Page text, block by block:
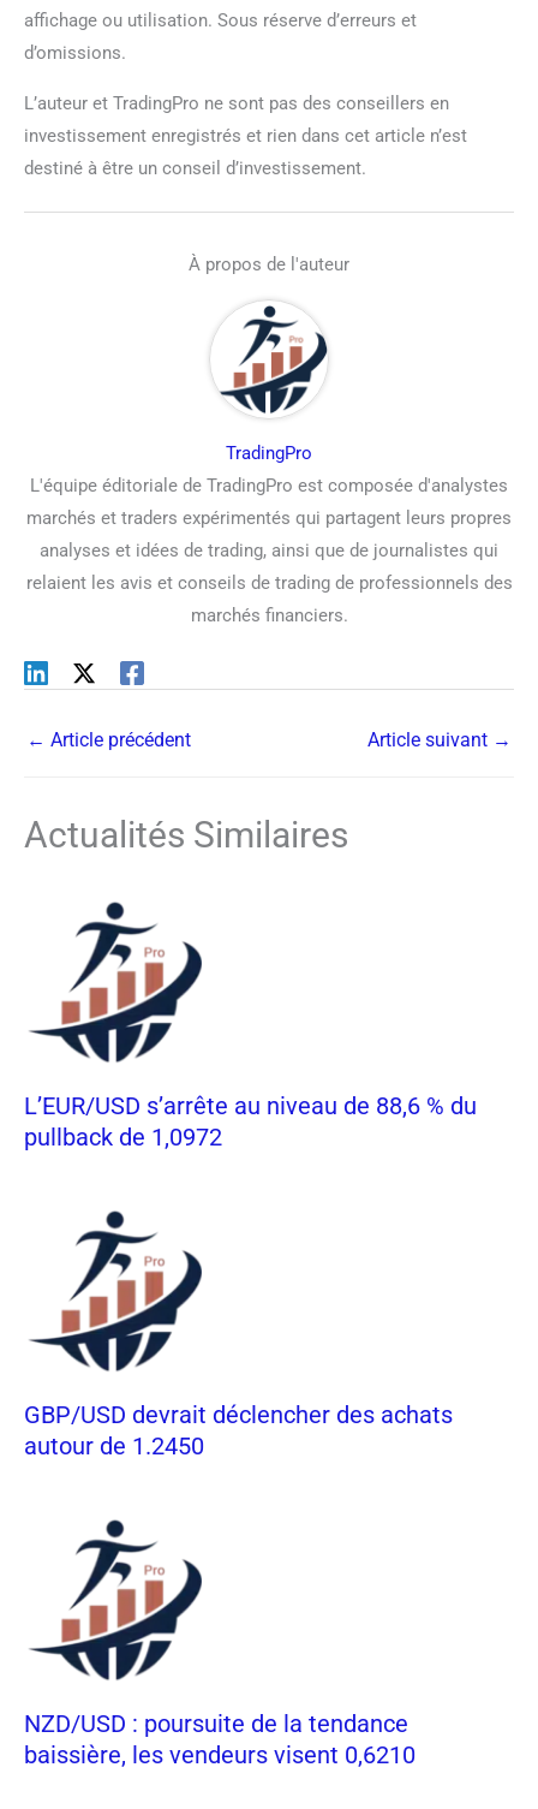
affichage ou utilisation. Sous réserve d’erreurs et
d’omissions.
L’auteur et TradingPro ne sont pas des conseillers en
investissement enregistrés et rien dans cet article n’est
destiné à être un conseil d’investissement.
À propos de l'auteur
TradingPro
L'équipe éditoriale de TradingPro est composée d'analystes
marchés et traders expérimentés qui partagent leurs propres
analyses et idées de trading, ainsi que de journalistes qui
relaient les avis et conseils de trading de professionnels des
marchés financiers.
← Article précédent Article suivant →
Actualités Similaires
L’EUR/USD s’arrête au niveau de 88,6 % du
pullback de 1,0972
GBP/USD devrait déclencher des achats
autour de 1.2450
NZD/USD : poursuite de la tendance
baissière, les vendeurs visent 0,6210